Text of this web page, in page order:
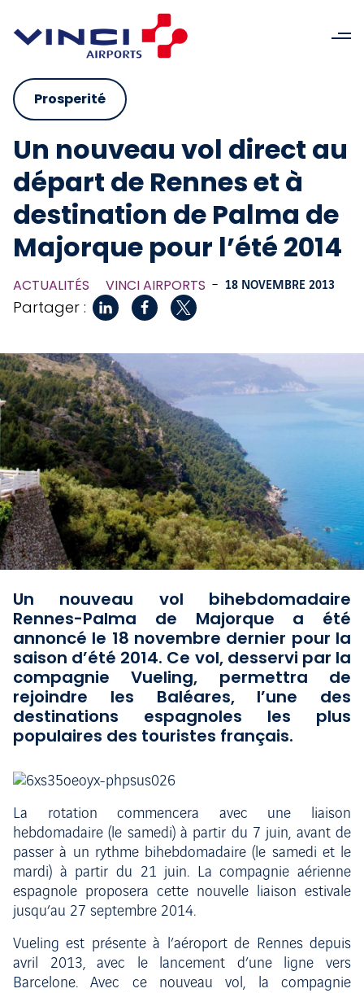
Prosperité
Un nouveau vol direct au
départ de Rennes et à
destination de Palma de
Majorque pour l’été 2014
ACTUALITÉS VINCI AIRPORTS - 18 NOVEMBRE 2013
Partager :
Un nouveau vol bihebdomadaire
Rennes-Palma de Majorque a été
annoncé le 18 novembre dernier pour la
saison d’été 2014. Ce vol, desservi par la
compagnie Vueling, permettra de
rejoindre les Baléares, l’une des
destinations espagnoles les plus
populaires des touristes français.
La rotation commencera avec une liaison
hebdomadaire (le samedi) à partir du 7 juin, avant de
passer à un rythme bihebdomadaire (le samedi et le
mardi) à partir du 21 juin. La compagnie aérienne
espagnole proposera cette nouvelle liaison estivale
jusqu’au 27 septembre 2014.
Vueling est présente à l’aéroport de Rennes depuis
avril 2013, avec le lancement d’une ligne vers
Barcelone. Avec ce nouveau vol, la compagnie